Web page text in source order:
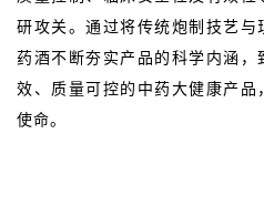
研攻关。通过将传统炮制技艺与
药酒不断夯实产品的科学内涵
效、质量可控的中药大健康产
使命。